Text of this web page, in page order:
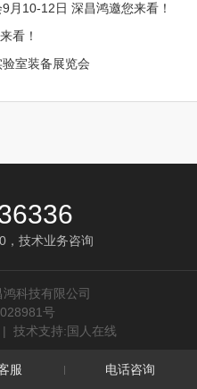
月10-12日 深昌鸿邀您来看！
看！
室装备展览会
，技术业务咨询
科技有限公司
号
| 技术支持:国人在线
服 电话咨询